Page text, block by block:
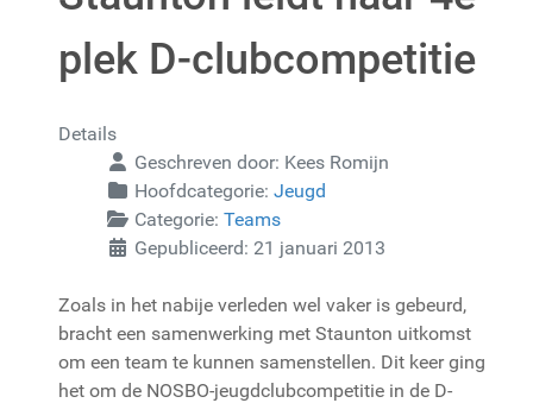
plek D-clubcompetitie
Details
Geschreven door: Kees Romijn
Hoofdcategorie: Jeugd
Categorie: Teams
Gepubliceerd: 21 januari 2013
Zoals in het nabije verleden wel vaker is gebeurd,
bracht een samenwerking met Staunton uitkomst
om een team te kunnen samenstellen. Dit keer ging
het om de NOSBO-jeugdclubcompetitie in de D-